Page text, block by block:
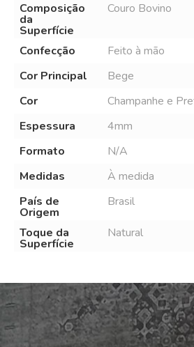
Composição
da
Superfície
Couro Bovino
Confecção
Feito à mão
Cor Principal
Bege
Cor
Champanhe e
Espessura
4mm
Formato
N/A
Medidas
À medida
País de
Origem
Brasil
Toque da
Superfície
Natural